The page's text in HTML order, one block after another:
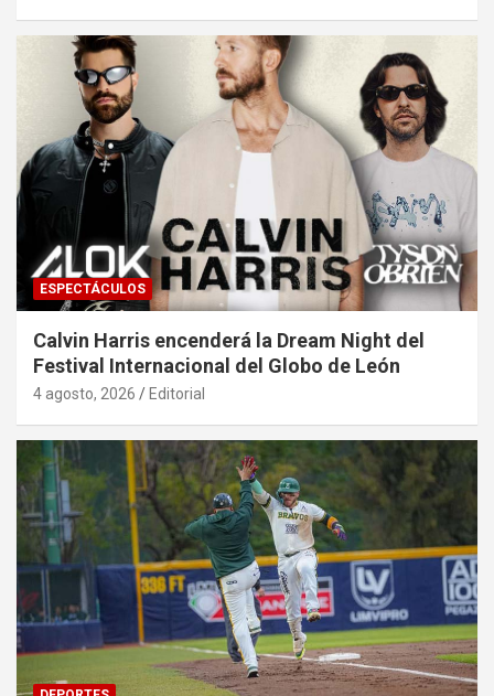
ESPECTÁCULOS
Calvin Harris encenderá la Dream Night del
Festival Internacional del Globo de León
4 agosto, 2026 Editorial